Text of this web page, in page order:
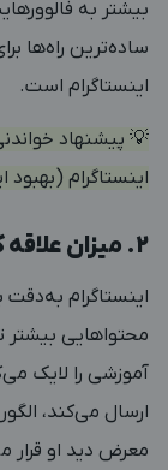
بیشتر به
ساده‌ترین راه‌ها
اینستاگرام است.
💡 پیشنهاد
اینستاگرام
۲. میزان علاقه کاربر به نوع محتوا
اینستاگرام
محتواهایی بیشتر
آموزشی را لایک
ارسال می‌کند،
معرض دید او قرار